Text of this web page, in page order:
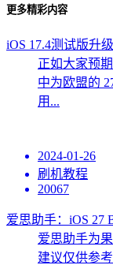
更多精彩内容
iOS 17.4测试版升
正如大家预
中为欧盟的
用...
2024-01-26
刷机教程
20067
爱思助手：iOS 27
爱思助手为
建议仅供参